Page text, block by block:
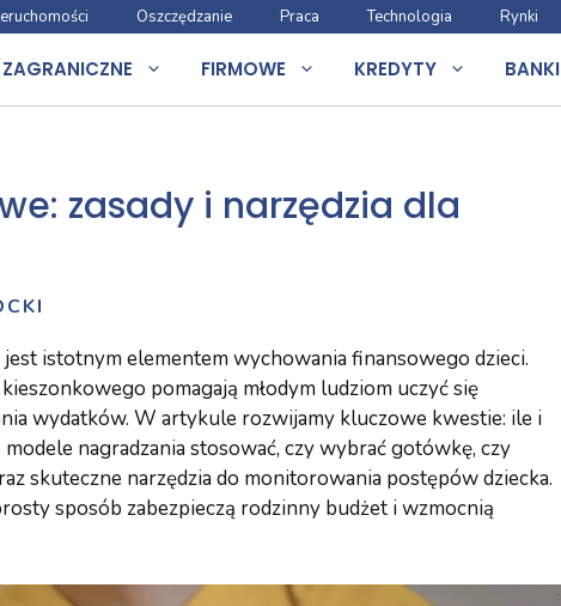
Oszczędzanie Praca Technologia Rynki
ZAGRANICZNE FIRMOWE KREDYTY BANKI
zasady i narzędzia dla
istotnym elementem wychowania finansowego dzieci.
pomagają młodym ludziom uczyć się
wydatków. W artykule rozwijamy kluczowe kwestie: ile i
nagradzania stosować, czy wybrać gotówkę, czy
skuteczne narzędzia do monitorowania postępów dziecka.
sposób zabezpieczą rodzinny budżet i wzmocnią